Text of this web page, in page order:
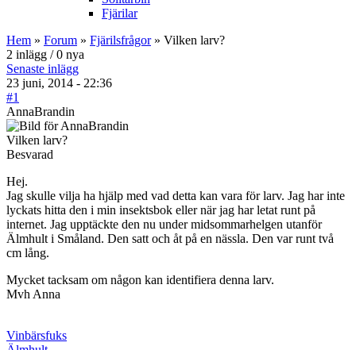
Fjärilar
Hem » Forum » Fjärilsfrågor» Vilken larv?
2 inlägg / 0 nya
Senaste inlägg
23 juni, 2014 - 22:36
#1
AnnaBrandin
Vilken larv?
Besvarad
Hej.
Jag skulle vilja ha hjälp med vad detta kan vara för larv. Jag har inte
lyckats hitta den i min insektsbok eller när jag har letat runt på
internet. Jag upptäckte den nu under midsommarhelgen utanför
Älmhult i Småland. Den satt och åt på en nässla. Den var runt två
cm lång.
Mycket tacksam om någon kan identifiera denna larv.
Mvh Anna
Vinbärsfuks